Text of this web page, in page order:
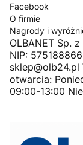
Facebook
O firmie
Nagrody i
OLBANET Sp.
NIP:
otwarcia:
09:00-13:00